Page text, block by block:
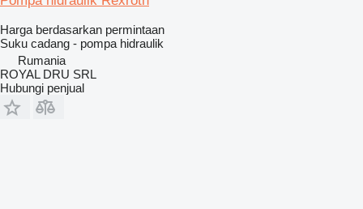
Harga berdasarkan permintaan
Suku cadang - pompa hidraulik
Rumania
ROYAL DRU SRL
Hubungi penjual